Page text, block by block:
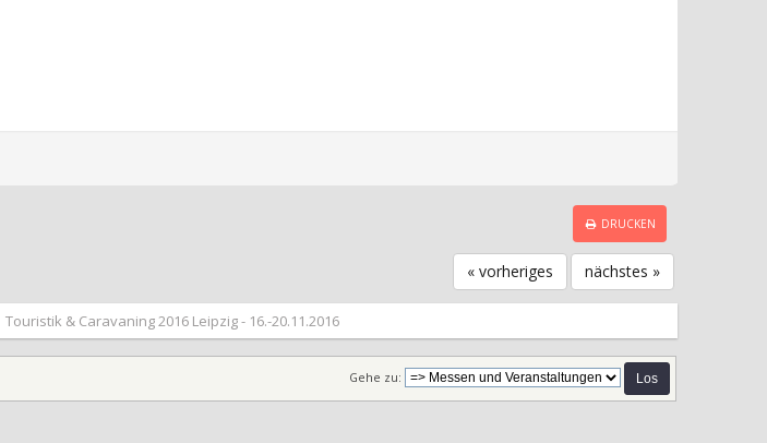
DRUCKEN
« vorheriges nächstes »
Touristik & Caravaning 2016 Leipzig - 16.-20.11.2016
Gehe zu: